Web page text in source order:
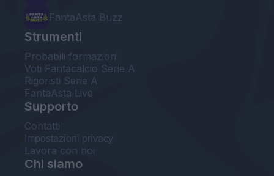
FantaAsta Buzz
Strumenti
Probabili formazioni
Voti Fantacalcio Serie A
Rigoristi Serie A
FantaAsta Live
Supporto
Contatti
Impostazioni privacy
Lavora con noi
Chi siamo